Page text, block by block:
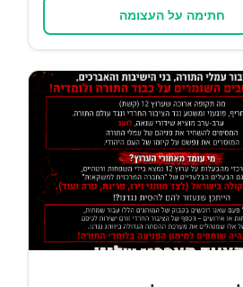
חתימה על העצומה